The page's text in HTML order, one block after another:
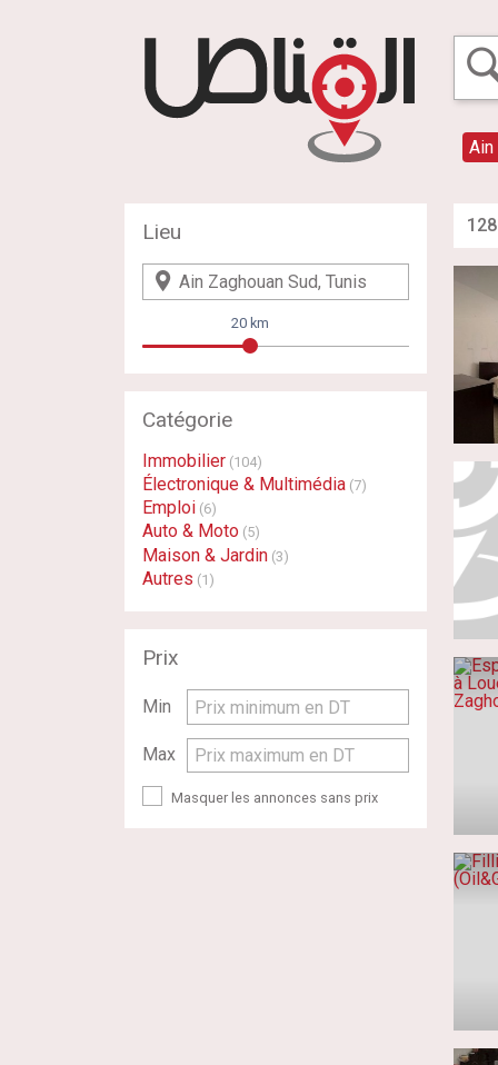
Ain
128
Lieu
20 km
Catégorie
Immobilier (104)
Électronique & Multimédia (7)
Emploi (6)
Auto & Moto (5)
Maison & Jardin (3)
Autres (1)
Prix
Min Prix minimum en DT
Max Prix maximum en DT
Masquer les annonces sans prix